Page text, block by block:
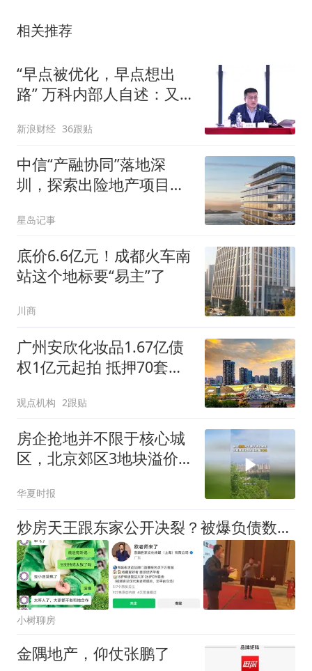
相关推荐
“早点被优化，早点想出
路” 万科内部人自述：又
五年减超万人，跟投坑惨
老员工
新浪财经 36跟贴
中信“产融协同”落地深
圳，探索出险地产项目盘
星岛记事
底价6.6亿元！成都火车南
站这个地标要“易主”了
川商
广州安欣化妆品1.67亿债
权1亿元起拍 抵押70套商
观点机构 2跟贴
房企抢地并不限于核心城
区，北京郊区3地块溢价
华夏时报
炒房天王跟东家公开决裂？被爆负债数千万，债主天天上门讨债
小树聊房
金隅地产，仰仗张鹏了